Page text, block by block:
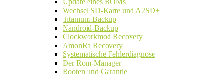
Wechsel SD-Karte und A2SD+
Titanium-Backup
Nandroid-Backup
Clockworkmod Recovery
AmonRa Recovery
Systematische Fehlerdiagnose
Der Rom-Manager
Rooten und Garantie